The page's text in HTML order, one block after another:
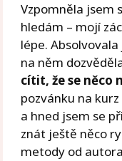
Vzpomněla jsem
hledám – mojí
lépe.
na něm
cítit, že se něco
pozvánku na kurz
a hned jsem se
znát ještě něco
metody od